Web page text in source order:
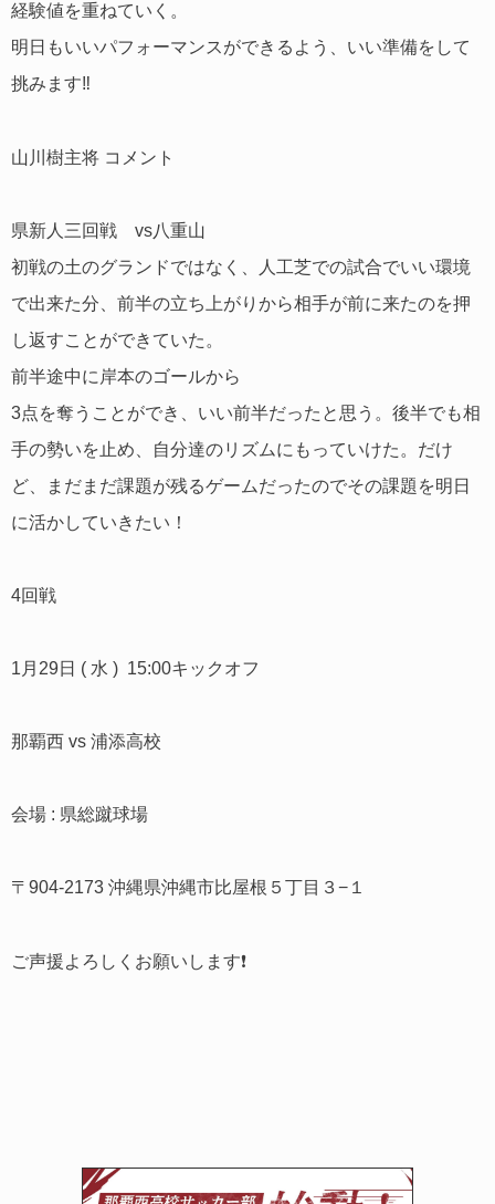
経験値を重ねていく。
明日もいいパフォーマンスができるよう、いい準備をして
挑みます‼️
山川樹主将 コメント
県新人三回戦 vs八重山
初戦の土のグランドではなく、人工芝での試合でいい環境
で出来た分、前半の立ち上がりから相手が前に来たのを押
し返すことができていた。
前半途中に岸本のゴールから
3点を奪うことができ、いい前半だったと思う。後半でも相
手の勢いを止め、自分達のリズムにもっていけた。だけ
ど、まだまだ課題が残るゲームだったのでその課題を明日
に活かしていきたい！
4回戦
1月29日 ( 水 ) 15:00キックオフ
那覇西 vs 浦添高校
会場 : 県総蹴球場
〒904-2173 沖縄県沖縄市比屋根５丁目３−１
ご声援よろしくお願いします❗️